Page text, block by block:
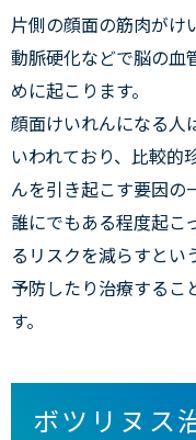
片側の顔面の筋肉がけ
動脈硬化などで脳の血
めに起こります。
顔面けいれんになる人
いわれており、比較的
んを引き起こす要因の
誰にでもある程度起こ
るリスクを減らすとい
予防したり治療するこ
す。
ボツリヌス